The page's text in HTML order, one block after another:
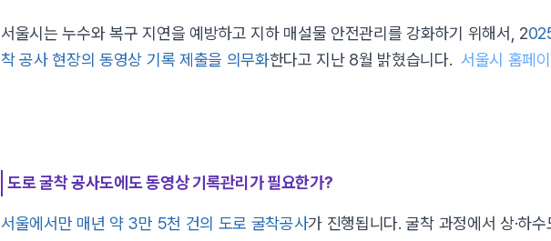
서울시는 누수와 복구 지연을 예방하고 지하 매설물 안전관리를 강화하기 위해서, 2
착 공사 현장의 동영상 기록 제출을 의무화한다고 지난 8월 밝혔습니다. 서울시 홈페
도로 굴착 공사도에도 동영상 기록관리가 필요한가?
서울에서만 매년 약 3만 5천 건의 도로 굴착공사가 진행됩니다. 굴착 과정에서 상·하